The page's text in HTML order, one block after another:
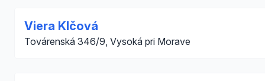
Viera Klčová
Továrenská 346/9, Vysoká pri Morave